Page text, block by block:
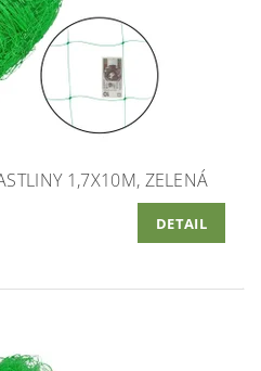
1,7X10M, ZELENÁ
DETAIL